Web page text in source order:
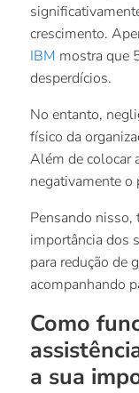
crescimento.
IBM mostra que
desperdícios.
No entanto,
físico da
Além de colocar
negativamente o
Pensando nisso,
importância dos
para redução de
acompanhando
Como
a sua